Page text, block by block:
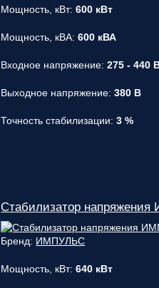
Мощность, кВт:600 кВт
Мощность, кВА:600 кВА
Входное напряжение:275 - 440
Выходное напряжение:380 В
Точность стабилизации:3 %
Стабилизатор
Бренд: ИМПУЛЬС
Мощность, кВт:640 кВт